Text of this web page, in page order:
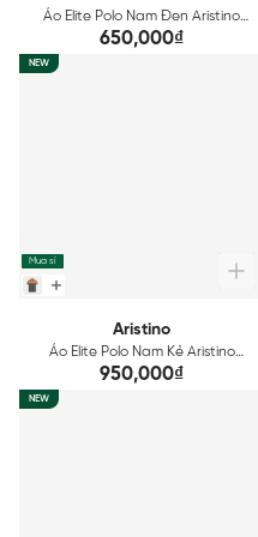
Áo Elite Polo Nam Đen Aristino
Cotton Regular Fit APS167S3EC
650,000₫
NEW
Mua sỉ
Aristino
Áo Elite Polo Nam Kẻ Aristino
Regular APS602EDP01
950,000₫
NEW